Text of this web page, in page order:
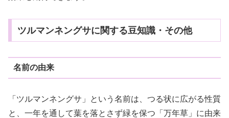
ツルマンネングサに関する豆知識・その他
名前の由来
「ツルマンネングサ」という名前は、つる状に広がる性質
と、一年を通して葉を落とさず緑を保つ「万年草」に由来